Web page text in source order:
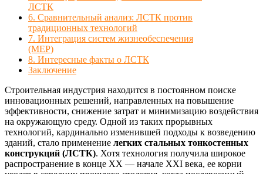
ЛСТК
6. Сравнительный анализ: ЛСТК против
традиционных технологий
7. Интеграция систем жизнеобеспечения
(MEP)
8. Интересные факты о ЛСТК
Заключение
Строительная индустрия находится в постоянном поиске
инновационных решений, направленных на повышение
эффективности, снижение затрат и минимизацию воздействия
на окружающую среду. Одной из таких прорывных
технологий, кардинально изменившей подходы к возведению
зданий, стало применение легких стальных тонкостенных
конструкций (ЛСТК). Хотя технология получила широкое
распространение в конце XX — начале XXI века, ее корни